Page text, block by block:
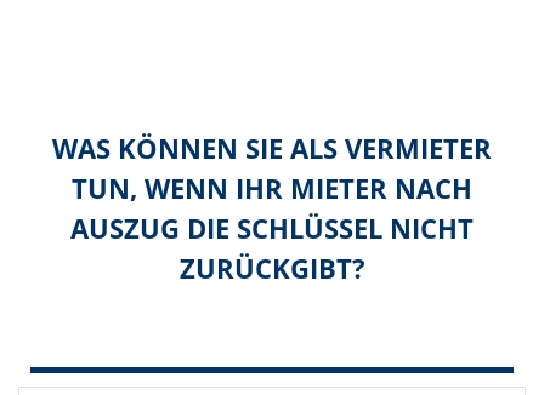
WAS KÖNNEN SIE ALS VERMIETER
TUN, WENN IHR MIETER NACH
AUSZUG DIE SCHLÜSSEL NICHT
ZURÜCKGIBT?